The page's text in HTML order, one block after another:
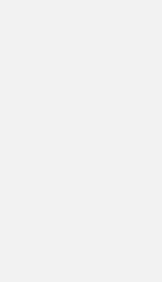
پژو پارس در